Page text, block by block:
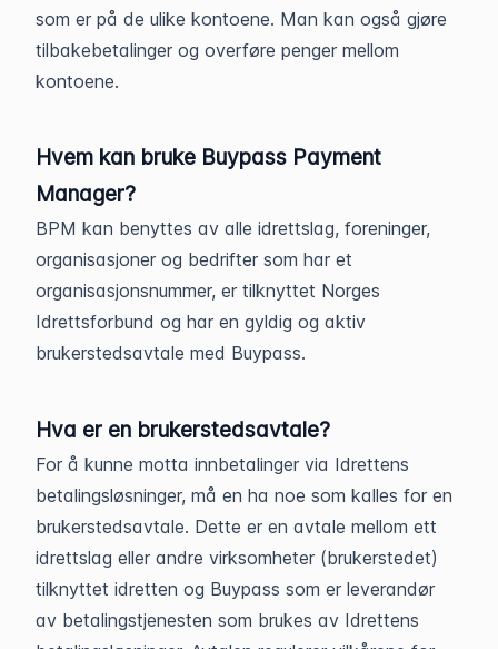
som er på de ulike kontoene. Man kan også gjøre
tilbakebetalinger og overføre penger mellom
kontoene.
Hvem kan bruke Buypass Payment
Manager?
BPM kan benyttes av alle idrettslag, foreninger,
organisasjoner og bedrifter som har et
organisasjonsnummer, er tilknyttet Norges
Idrettsforbund og har en gyldig og aktiv
brukerstedsavtale med Buypass.
Hva er en brukerstedsavtale?
For å kunne motta innbetalinger via Idrettens
betalingsløsninger, må en ha noe som kalles for en
brukerstedsavtale. Dette er en avtale mellom ett
idrettslag eller andre virksomheter (brukerstedet)
tilknyttet idretten og Buypass som er leverandør
av betalingstjenesten som brukes av Idrettens